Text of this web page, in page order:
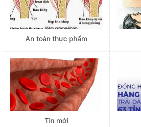
An toàn thực phẩm
Tin mới